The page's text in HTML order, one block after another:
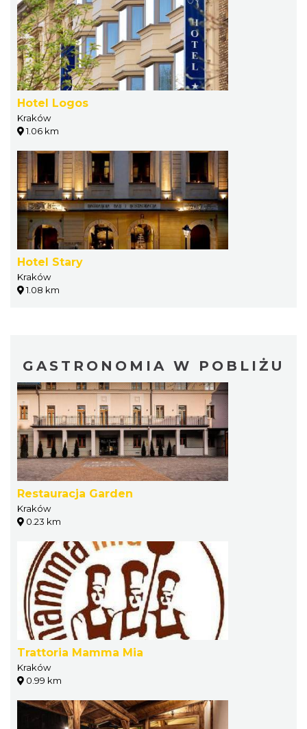
Hotel Logos
Kraków
1.06 km
Hotel Stary
Kraków
1.08 km
GASTRONOMIA W POBLIŻU
Restauracja Garden
Kraków
0.23 km
Trattoria Mamma Mia
Kraków
0.99 km